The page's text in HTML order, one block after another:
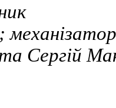
Сергій